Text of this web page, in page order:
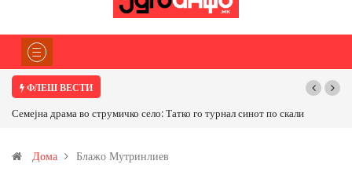
ФЛЕШ ВЕСТИ
Семејна драма во струмичко село: Татко го турнал синот по скали
Дома Блажо Мутринлиев